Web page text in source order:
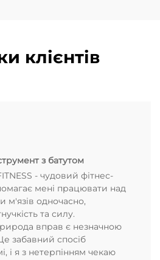
клієнтів
з батутом
- чудовий фітнес-
мені працювати над
м'язів одночасно,
та силу.
вправ є незначною
забавний спосіб
і я з нетерпінням чекаю